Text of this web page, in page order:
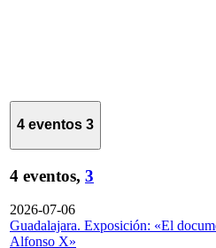
4 eventos 3
4 eventos, 3
2026-07-06
Guadalajara. Exposición: «El
Alfonso X»